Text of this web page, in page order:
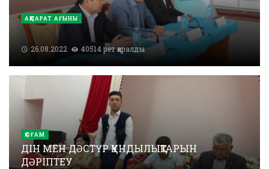
АҚПАРАТ АҒЫНЫ
26.08.2022 40514 рет қаралды
ҚОҒАМ
ДІН МЕН ДӘСТҮР ҚҰНДЫЛЫҚТАРЫН
ДӘРІПТЕУ